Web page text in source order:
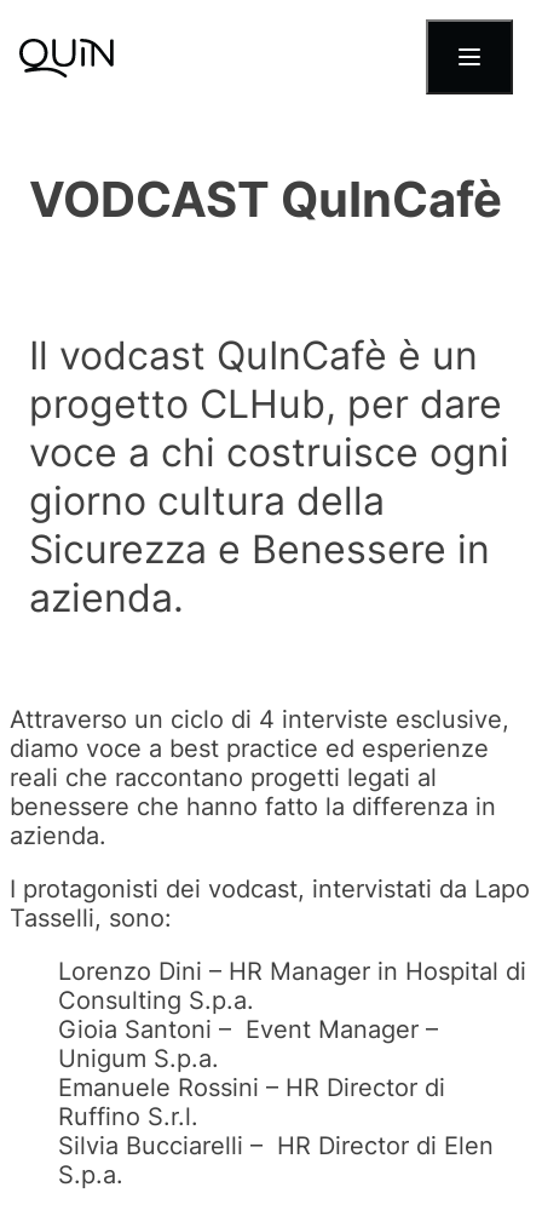
VODCAST QuInCafè
Il vodcast QuInCafè è un
progetto CLHub, per dare
voce a chi costruisce ogni
giorno cultura della
Sicurezza e Benessere in
azienda.
Attraverso un ciclo di 4 interviste esclusive,
diamo voce a best practice ed esperienze
reali che raccontano progetti legati al
benessere che hanno fatto la differenza in
azienda.
I protagonisti dei vodcast, intervistati da Lapo
Tasselli, sono:
Lorenzo Dini – HR Manager in Hospital di
Consulting S.p.a.
Gioia Santoni – Event Manager –
Unigum S.p.a.
Emanuele Rossini – HR Director di
Ruffino S.r.l.
Silvia Bucciarelli – HR Director di Elen
S.p.a.